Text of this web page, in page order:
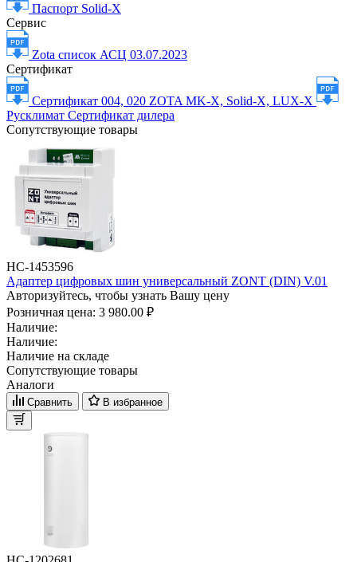
Паспорт Solid-X
Сервис
Zota список АСЦ 03.07.2023
Сертификат
Сертификат 004, 020 ZOTA MK-X, Solid-X, LUX-X
Русклимат Сертификат дилера
Сопутствующие товары
НС-1453596
Адаптер цифровых шин универсальный ZONT (DIN) V.01
Авторизуйтесь, чтобы узнать Вашу цену
Розничная цена: 3 980.00 ₽
Наличие:
Наличие:
Наличие на складе
Сопутствующие товары
Аналоги
Сравнить В избранное